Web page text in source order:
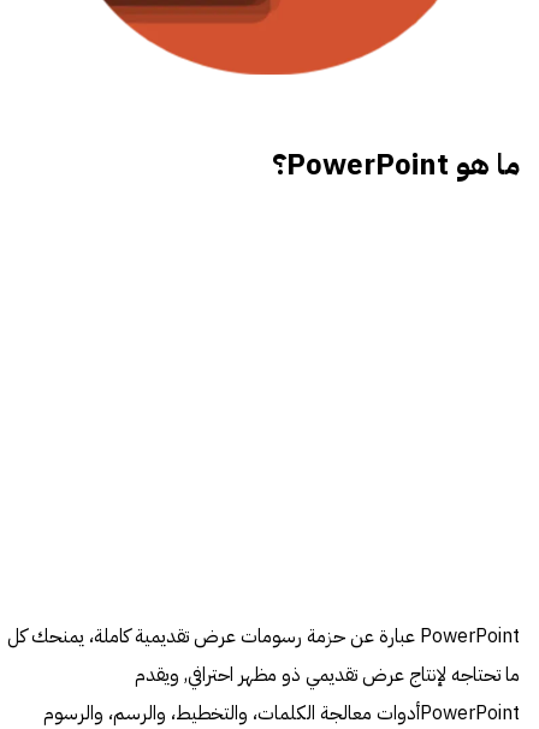
ما هو PowerPoint؟
PowerPoint عبارة عن حزمة رسومات عرض تقديمية كاملة، يمنحك كل
ما تحتاجه لإنتاج عرض تقديمي ذو مظهر احترافي, ويقدم
PowerPointأدوات معالجة الكلمات، والتخطيط، والرسم، والرسوم